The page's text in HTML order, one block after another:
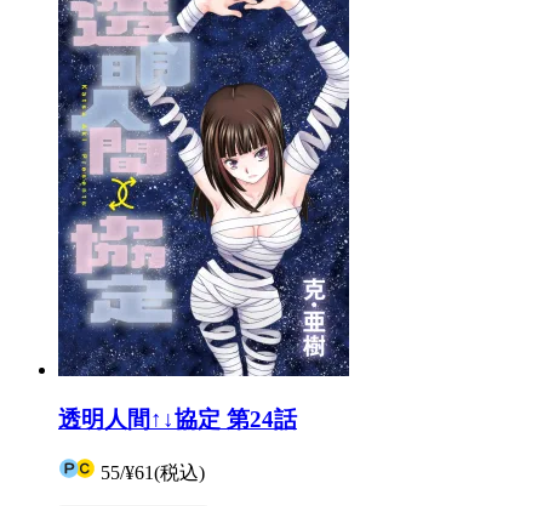
透明人間↑↓協定 第24話
55/¥61(税込)